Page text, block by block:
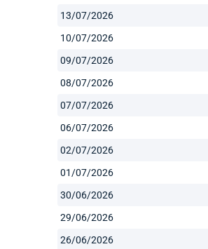
13/07/2026
10/07/2026
09/07/2026
08/07/2026
07/07/2026
06/07/2026
02/07/2026
01/07/2026
30/06/2026
29/06/2026
26/06/2026